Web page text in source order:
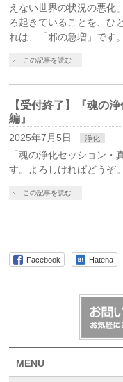
えない世界の状況の悪化
ろ起きていることを、ひ
れは、「邪の急増」です。
この記事を読む
【受付終了】『魂の
編』
2025年7月5日 浄化
「魂の浄化セッション・
す。よろしければどうぞ。
この記事を読む
Facebook Hatena
MENU